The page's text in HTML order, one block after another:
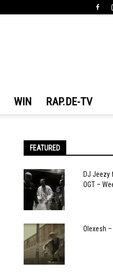
WIN RAP.DE-TV
FEATURED
DJ Jeezy
OGT –
Olexesh